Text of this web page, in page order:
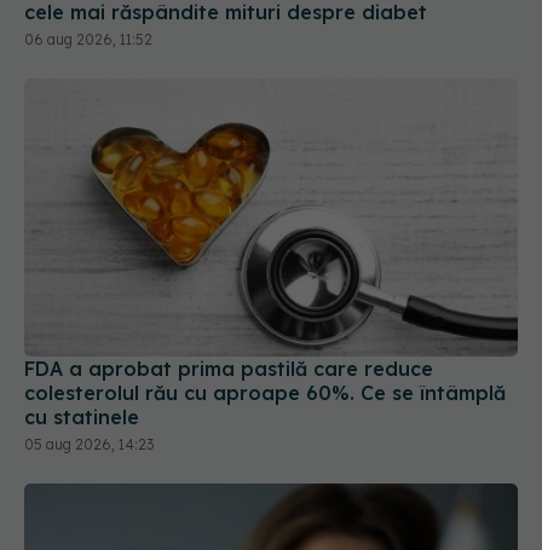
FDA a aprobat prima pastilă care reduce
colesterolul rău cu aproape 60%. Ce se întâmplă
cu statinele
05 aug 2026, 14:23